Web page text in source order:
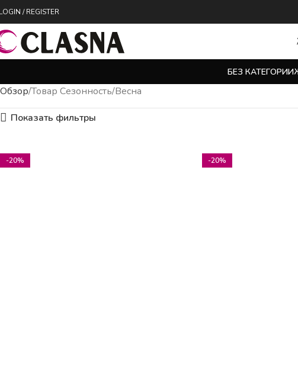
/ REGISTER
БЕЗ КАТЕГОРИИ
Обзор Товар Сезонность Весна
Показать фильтры
-20% -20%